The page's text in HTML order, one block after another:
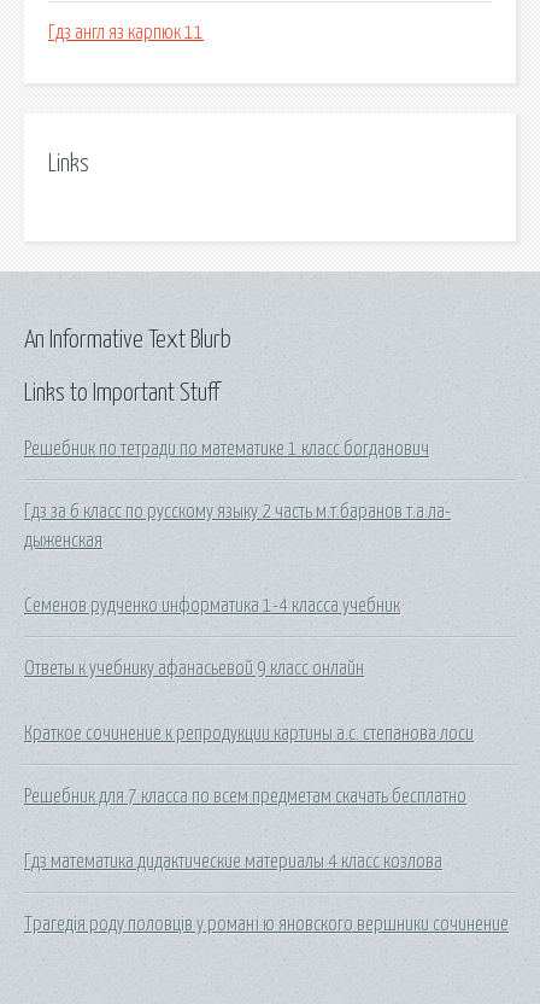
Гдз англ яз карпюк 11
Links
Links to Important Stuff
Решебник по тетради по математике 1 класс богданович
Гдз за 6 класс по русскому языку 2 часть м.т.баранов т.а.ла-
дыженская
Семенов рудченко информатика 1-4 класса учебник
Ответы к учебнику афанасьевой 9 класс онлайн
Краткое сочинение к репродукции картины а.с. степанова лоси
Решебник для 7 класса по всем предметам скачать бесплатно
Гдз математика дидактические материалы 4 класс козлова
Трагедія роду половців у романі ю яновского вершники сочинение
An Informative Text Blurb